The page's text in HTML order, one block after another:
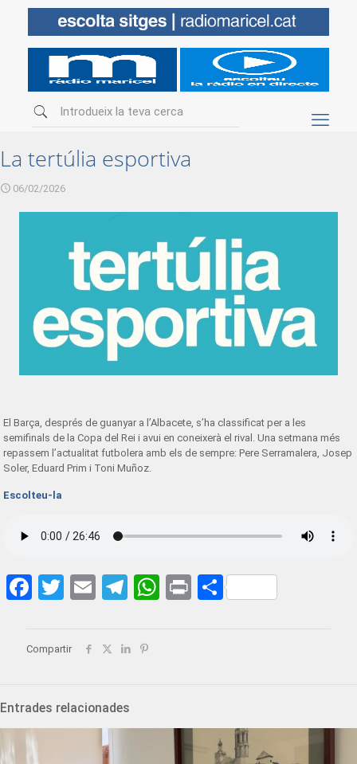
La tertúlia esportiva
06/02/2026
El Barça, després de guanyar a l’Albacete, s’ha classificat per a les
semifinals de la Copa del Rei i avui en coneixerà el rival. Una setmana més
repassem l’actualitat futbolera amb els de sempre: Pere Serramalera, Josep
Soler, Eduard Prim i Toni Muñoz.
Escolteu-la
Facebook
Twitter
EmailTelegram
WhatsApp
PrintShare
Compartir
Entrades relacionades